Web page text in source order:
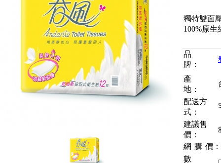
獨特雙面
100%原
品
牌：
產
地：
配送方
式：
建議售
價：
網購 價：
數